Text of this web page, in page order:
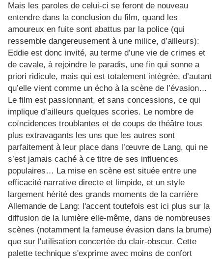
Mais les paroles de celui-ci se feront de nouveau
entendre dans la conclusion du film, quand les
amoureux en fuite sont abattus par la police (qui
ressemble dangereusement à une milice, d’ailleurs):
Eddie est donc invité, au terme d’une vie de crimes et
de cavale, à rejoindre le paradis, une fin qui sonne a
priori ridicule, mais qui est totalement intégrée, d’autant
qu’elle vient comme un écho à la scène de l’évasion…
Le film est passionnant, et sans concessions, ce qui
implique d’ailleurs quelques scories. Le nombre de
coïncidences troublantes et de coups de théâtre tous
plus extravagants les uns que les autres sont
parfaitement à leur place dans l’œuvre de Lang, qui ne
s’est jamais caché à ce titre de ses influences
populaires… La mise en scène est située entre une
efficacité narrative directe et limpide, et un style
largement hérité des grands moments de la carrière
Allemande de Lang: l'accent toutefois est ici plus sur la
diffusion de la lumière elle-même, dans de nombreuses
scènes (notamment la fameuse évasion dans la brume)
que sur l'utilisation concertée du clair-obscur. Cette
palette technique s'exprime avec moins de confort